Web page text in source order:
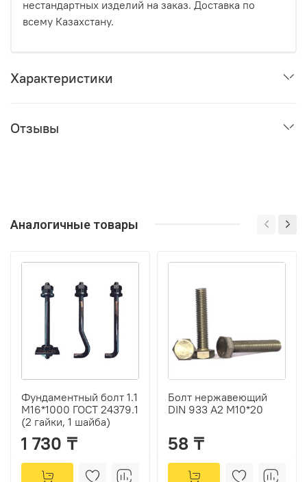
нестандартных изделий на заказ. Доставка по
всему Казахстану.
Характеристики
Отзывы
Аналогичные товары
Фундаментный болт 1.1
М16*1000 ГОСТ 24379.1
(2 гайки, 1 шайба)
1 730 ₸
Болт нержавеющий
DIN 933 А2 М10*20
58 ₸